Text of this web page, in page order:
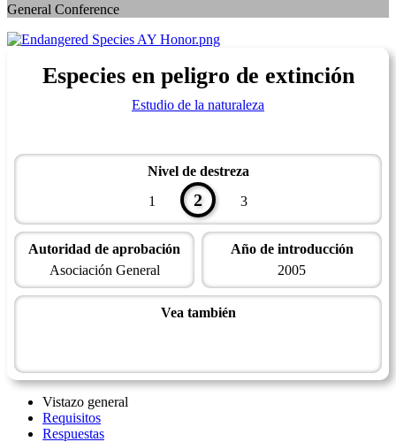
General Conference
Especies en peligro de extinción
Estudio de la naturaleza
Nivel de destreza
1
2 3
Autoridad de aprobación
Asociación General
Año de introducción
2005
Vea también
Vistazo general
Requisitos
Respuestas